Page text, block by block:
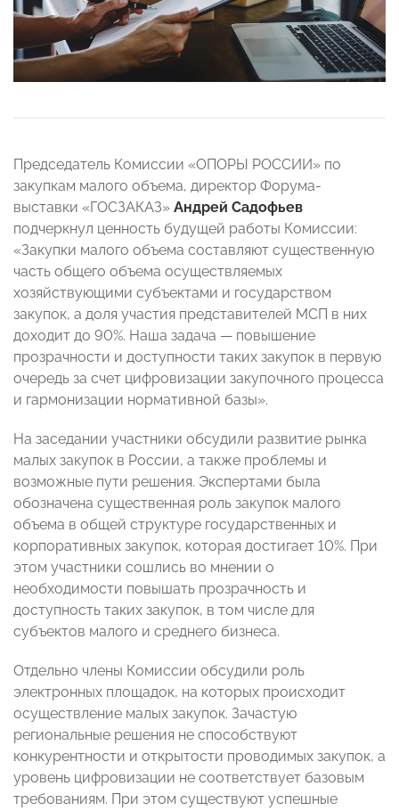
Председатель Комиссии «ОПОРЫ РОССИИ» по
закупкам малого объема, директор Форума-
выставки «ГОСЗАКАЗ» Андрей Садофьев
подчеркнул ценность будущей работы Комиссии:
«Закупки малого объема составляют существенную
часть общего объема осуществляемых
хозяйствующими субъектами и государством
закупок, а доля участия представителей МСП в них
доходит до 90%. Наша задача — повышение
прозрачности и доступности таких закупок в первую
очередь за счет цифровизации закупочного процесса
и гармонизации нормативной базы».
На заседании участники обсудили развитие рынка
малых закупок в России, а также проблемы и
возможные пути решения. Экспертами была
обозначена существенная роль закупок малого
объема в общей структуре государственных и
корпоративных закупок, которая достигает 10%. При
этом участники сошлись во мнении о
необходимости повышать прозрачность и
доступность таких закупок, в том числе для
субъектов малого и среднего бизнеса.
Отдельно члены Комиссии обсудили роль
электронных площадок, на которых происходит
осуществление малых закупок. Зачастую
региональные решения не способствуют
конкурентности и открытости проводимых закупок, а
уровень цифровизации не соответствует базовым
требованиям. При этом существуют успешные